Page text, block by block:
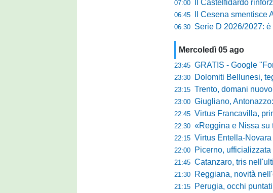
07:00 Il Castelfidardo
06:45 Il Cesena smentisce
06:30 Serie D 2026/2027:
Mercoledì 05 ago
23:45 GRATIS - Google "Fonti
23:30 Dolomiti Bellunesi, tegola
23:15 Trento, domani nuovo test
23:00 Giugliano,
22:45 Virtus Francavilla, primo test
22:30 «Reggina e Nissa su tutte,
22:15 Virtus Entella-Novara 2-1, primo
22:00 Picerno, ufficializzata
21:45 Catanzaro, tris
21:30 Reggiana, novità
21:15 Perugia, occhi